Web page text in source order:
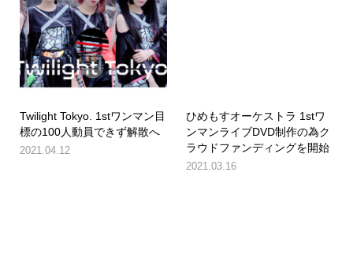
Twilight Tokyo. 1stワンマン目
標の100人動員できず解散へ
2021.04.12
ひめもすオーケストラ 1stワ
ンマンライブDVD制作の為ク
ラウドファンディングを開始
2021.03.16